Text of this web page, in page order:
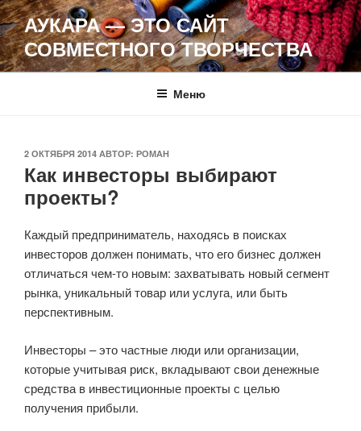
Перейти
к
содержимому
АУКАРА — ЭТО САЙТ
СОВМЕСТНОГО ТВОРЧЕСТВА
Меню
ОПУБЛИКОВАНО
2 ОКТЯБРЯ 2014 АВТОР: РОМАН
Как инвесторы выбирают
проекты?
Каждый предприниматель, находясь в поисках
инвесторов должен понимать, что его бизнес должен
отличаться чем-то новым: захватывать новый сегмент
рынка, уникальный товар или услуга, или быть
перспективным.
Инвесторы – это частные люди или организации,
которые учитывая риск, вкладывают свои денежные
средства в инвестиционные проекты с целью
получения прибыли.